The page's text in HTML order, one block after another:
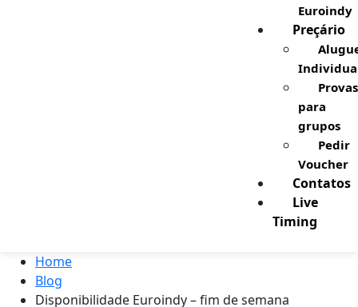
Euroindy
Preçário
Provas
para
grupos
Pedir
Voucher
Contatos
Live
Timing
Home
Blog
Disponibilidade Euroindy – fim de semana